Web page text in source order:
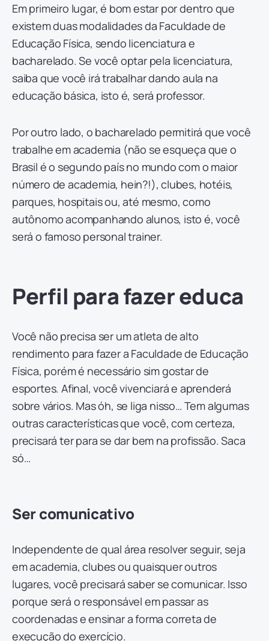
Em primeiro lugar, é bom estar por dentro que
existem duas modalidades da Faculdade de
Educação Física, sendo licenciatura e
bacharelado. Se você optar pela licenciatura,
saiba que você irá trabalhar dando aula na
educação básica, isto é, será professor.
Por outro lado, o bacharelado permitirá que você
trabalhe em academia (não se esqueça que o
Brasil é o segundo país no mundo com o maior
número de academia, hein?!), clubes, hotéis,
parques, hospitais ou, até mesmo, como
autônomo acompanhando alunos, isto é, você
será o famoso personal trainer.
Perfil para fazer educa
Você não precisa ser um atleta de alto
rendimento para fazer a Faculdade de Educação
Física, porém é necessário sim gostar de
esportes. Afinal, você vivenciará e aprenderá
sobre vários. Mas óh, se liga nisso… Tem algumas
outras características que você, com certeza,
precisará ter para se dar bem na profissão. Saca
só…
Ser comunicativo
Independente de qual área resolver seguir, seja
em academia, clubes ou quaisquer outros
lugares, você precisará saber se comunicar. Isso
porque será o responsável em passar as
coordenadas e ensinar a forma correta de
execução do exercício.